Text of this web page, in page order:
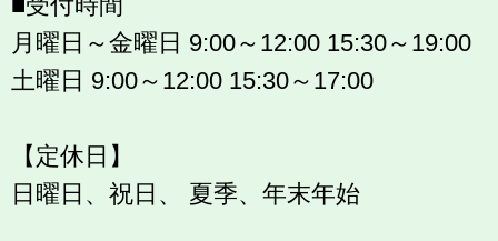
月曜日～金曜日 9:00～12:00 15:30～19:00
土曜日 9:00～12:00 15:30～17:00
【定休日】
日曜日、祝日、 夏季、年末年始